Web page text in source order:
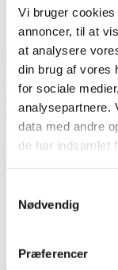
Vi bruger
annoncer, til at
at analysere
din brug af vores
for sociale
analysepartnere.
data med andre
de har indsamlet
Nødvendig
Præferencer
Manden bag afsløringen
Seneste artikler
14. oktober 2007
Den amerikanske
brede offentlighed,
dokumenter fra